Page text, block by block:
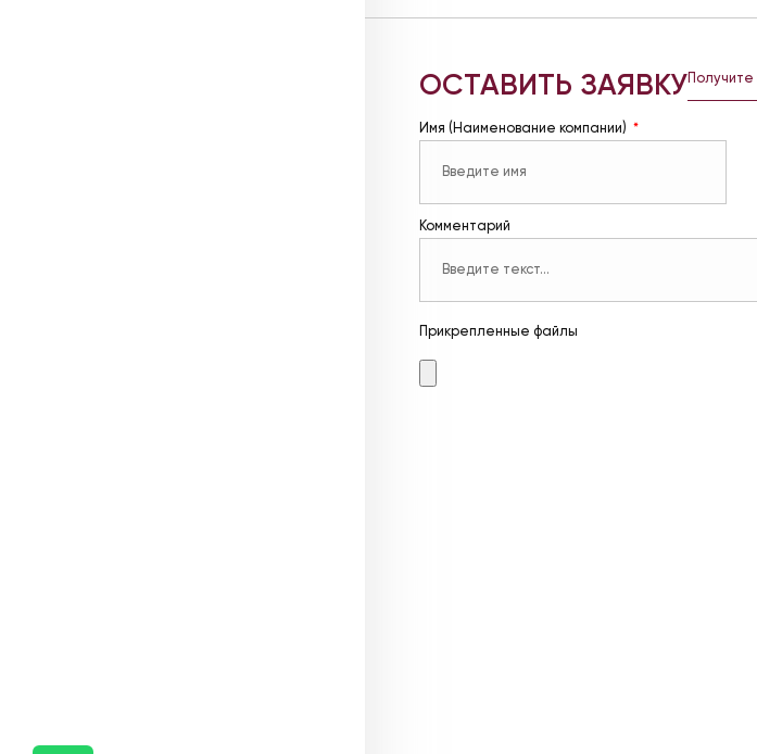
ОСТАВИТЬ ЗАЯВКУ Получите
Имя (Наименование компании)
Комментарий
Прикрепленные файлы